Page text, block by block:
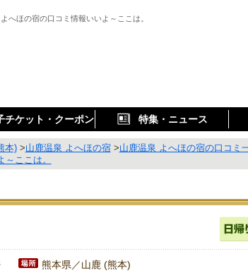
へほの宿の口コミ情報いいよ～ここは。
チケット・クーポン 特集・ニュース
本)>山鹿温泉 よへほの宿>山鹿温泉 よへほの宿の口コミ
ここは。
熊本県／山鹿 (熊本)